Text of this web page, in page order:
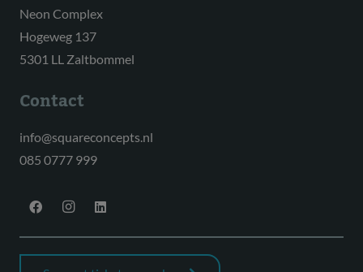
Neon Complex
Hogeweg 137
5301 LL Zaltbommel
Contact
info@squareconcepts.nl
085 0777 999